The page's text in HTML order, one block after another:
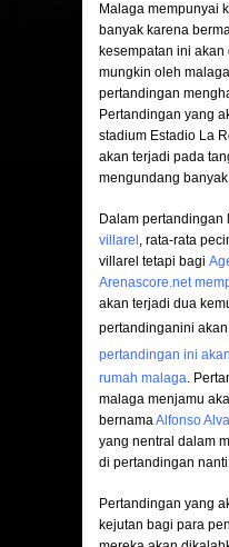
Malaga mempunyai
banyak karena
kesempatan ini
mungkin oleh
pertandingan
Pertandingan yang
stadium Estadio La
akan terjadi pada
mengundang
Dalam pertandingan
villarel , rata-rata
villarel tetapi bagi
Arenascore.net
akan terjadi dua
pertandinganini akan
pertandingan ini akan
rumah malaga.
malaga menjamu
bernamaAlfonso
yang nentral dalam
di pertandingan
Pertandingan yang
kejutan bagi para